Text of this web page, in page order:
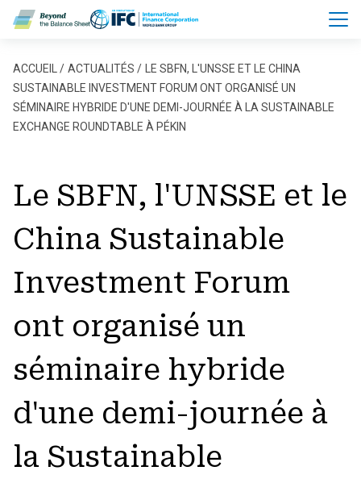
Aller au contenu principal
Fil d'Ariane
ACCUEIL ACTUALITÉS
LE SBFN, L'UNSSE ET LE CHINA
SUSTAINABLE INVESTMENT FORUM ONT ORGANISÉ UN
SÉMINAIRE HYBRIDE D'UNE DEMI-JOURNÉE À LA SUSTAINABLE
EXCHANGE ROUNDTABLE À PÉKIN
Le SBFN, l'UNSSE et le
China Sustainable
Investment Forum
ont organisé un
séminaire hybride
d'une demi-journée à
la Sustainable